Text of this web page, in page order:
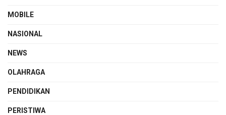
MOBILE
NASIONAL
NEWS
OLAHRAGA
PENDIDIKAN
PERISTIWA